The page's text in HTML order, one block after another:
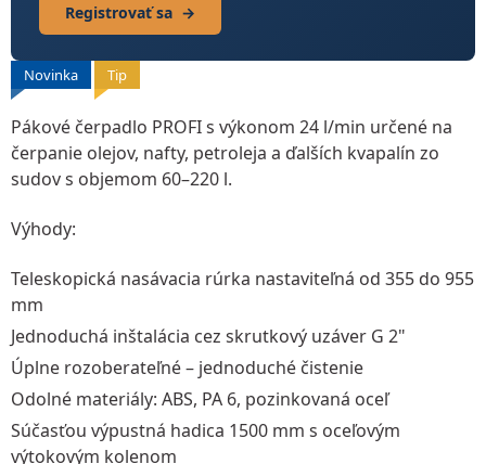
Novinka Tip
Pákové čerpadlo PROFIs výkonom 24 l/min určené na
čerpanie olejov, nafty, petroleja a ďalších kvapalín zo
sudov s objemom 60–220 l.
Výhody:
Teleskopická nasávacia rúrka nastaviteľná od 355 do 955
mm
Jednoduchá inštalácia cez skrutkový uzáver G 2"
Úplne rozoberateľné – jednoduché čistenie
Odolné materiály: ABS, PA 6, pozinkovaná oceľ
Súčasťou výpustná hadica 1500 mm s oceľovým
výtokovým kolenom
Registrovať sa →